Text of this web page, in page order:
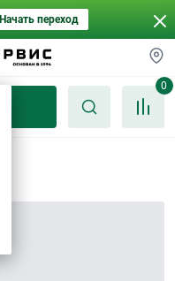
Начать переход
0